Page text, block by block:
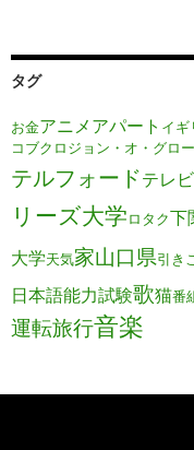
タグ
お金アニメ アパート イギ
コブクロジョン・オ・グロ
テルフォードテレビ
リーズ大学ロタク下
大学天気家山口県引き
日本語能力試験歌猫番
運転旅行音楽